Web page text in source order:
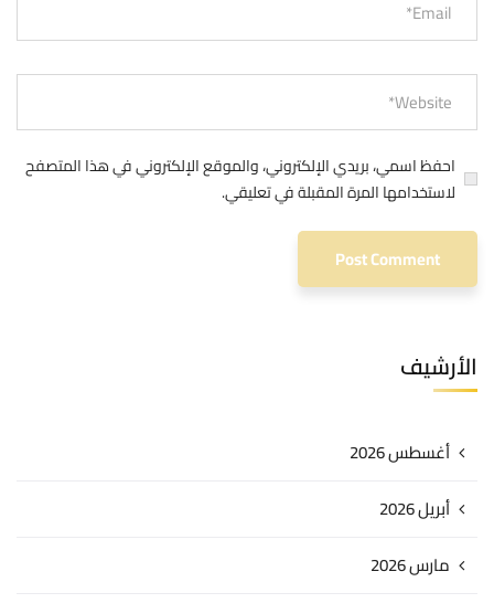
احفظ اسمي، بريدي الإلكتروني، والموقع الإلكتروني في هذا المتصفح
لاستخدامها المرة المقبلة في تعليقي.
الأرشيف
أغسطس 2026
أبريل 2026
مارس 2026